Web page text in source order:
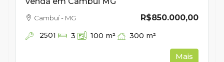
R$850.000,00
Cambuí - MG
2501 3 100 m² 300 m²
Mais